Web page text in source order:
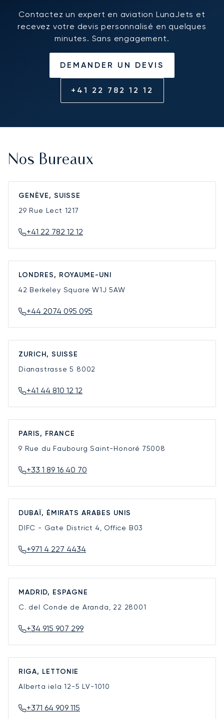
Contactez un expert en aviation LunaJets et
recevez votre devis personnalisé en quelques
minutes. Sans engagement.
DEMANDER UN DEVIS
+41 22 782 12 12
Nos Bureaux
GENÈVE, SUISSE
29 Rue Lect 1217
+41 22 782 12 12
LONDRES, ROYAUME-UNI
42 Berkeley SquareW1J 5AW
+44 2074 095 095
ZURICH, SUISSE
Dianastrasse 5 8002
+41 44 810 12 12
PARIS, FRANCE
9 Rue du Faubourg Saint-Honoré 75008
+33 1 89 16 40 70
DUBAÏ, ÉMIRATS ARABES UNIS
DIFC - Gate District 4, Office B03
+971 4 227 4434
MADRID, ESPAGNE
C. del Conde de Aranda, 22 28001
+34 915 907 299
RIGA, LETTONIE
Alberta iela 12-5 LV-1010
+371 64 909 115